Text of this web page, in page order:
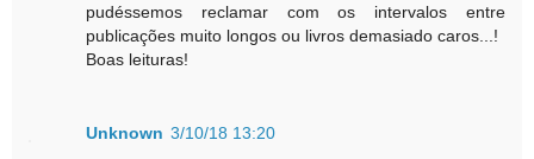
pudéssemos reclamar com os intervalos entre
publicações muito longos ou livros demasiado caros...!
Boas leituras!
Unknown 3/10/18 13:20